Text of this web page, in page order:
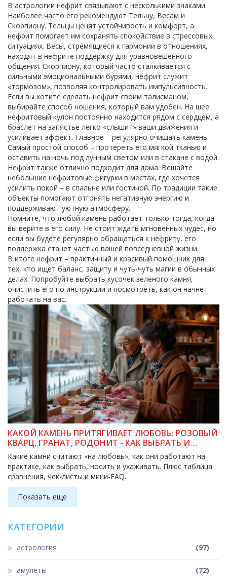
В астрологии нефрит связывают с несколькими знаками.
Наиболее часто его рекомендуют Тельцу, Весам и
Скорпиону. Тельцы ценят устойчивость и комфорт, а
нефрит помогает им сохранять спокойствие в стрессовых
ситуациях. Весы, стремящиеся к гармонии в отношениях,
находят в нефрите поддержку для уравновешенного
общения. Скорпиону, который часто сталкивается с
сильными эмоциональными бурями, нефрит служит
«тормозом», позволяя контролировать импульсивность.
Если вы хотите сделать нефрит своим талисманом,
выбирайте способ ношения, который вам удобен. На шее
нефритовый кулон постоянно находится рядом с сердцем, а
браслет на запястье легко «слышит» ваши движения и
усиливает эффект. Главное – регулярно очищать камень.
Самый простой способ – протереть его мягкой тканью и
оставить на ночь под лунным светом или в стакане с водой.
Нефрит также отлично подходит для дома. Вешайте
небольшие нефритовые фигурки в местах, где хочется
усилить покой – в спальне или гостиной. По традиции такие
объекты помогают отгонять негативную энергию и
поддерживают уютную атмосферу.
Помните, что любой камень работает только тогда, когда
вы верите в его силу. Не стоит ждать мгновенных чудес, но
если вы будете регулярно обращаться к нефриту, его
поддержка станет частью вашей повседневной жизни.
В итоге нефрит – практичный и красивый помощник для
тех, кто ищет баланс, защиту и чуть‑чуть магии в обычных
делах. Попробуйте выбрать кусочек зелёного камня,
очистить его по инструкции и посмотреть, как он начнёт
работать на вас.
КАКОЙ КАМЕНЬ ПРИТЯГИВАЕТ ЛЮБОВЬ: РОЗОВЫЙ
КВАРЦ, ГРАНАТ, РОДОНИТ - КАК ВЫБРАТЬ И
НОСИТЬ
Какие камни считают «на любовь», как они работают на
практике, как выбрать, носить и ухаживать. Плюс таблица
сравнения, чек-листы и мини-FAQ.
Показать еще
КАТЕГОРИИ
астрология (97)
амулеты (72)